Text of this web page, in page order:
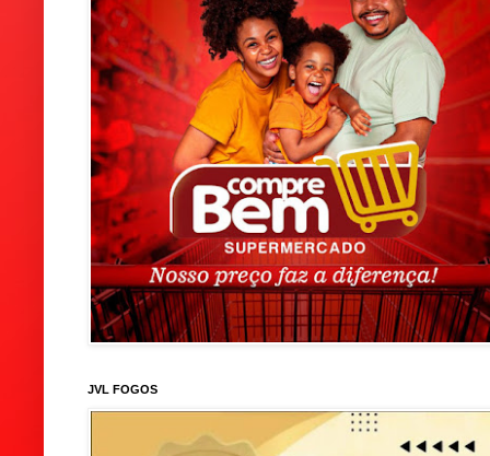
JVL FOGOS